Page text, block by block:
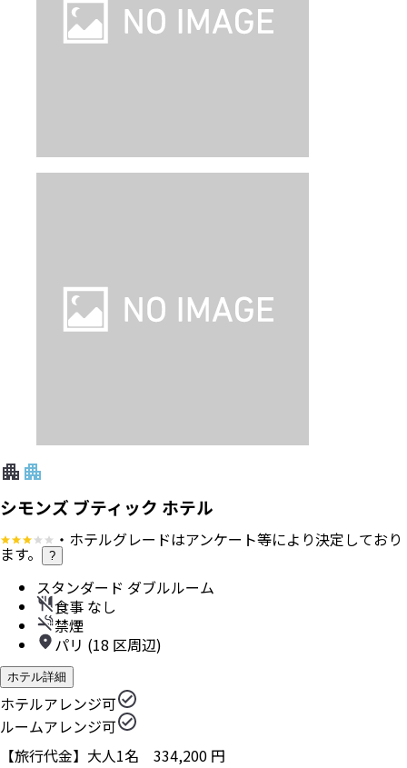
シモンズ ブティック ホテル
・ホテルグレードはアンケート等により決定しており
ます。 ?
スタンダード ダブルルーム
食事 なし
禁煙
パリ (18 区周辺)
ホテル詳細
ホテルアレンジ可
ルームアレンジ可
【旅行代金】大人1名 334,200 円